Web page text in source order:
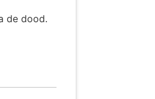
de dood.